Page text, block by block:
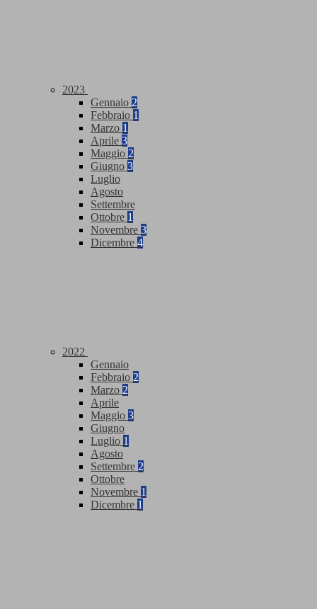
2023
Gennaio 2
Febbraio 1
Marzo 1
Aprile 3
Maggio 2
Giugno 3
Luglio
Agosto
Settembre
Ottobre 1
Novembre 3
Dicembre 4
2022
Gennaio
Febbraio 2
Marzo 2
Aprile
Maggio 3
Giugno
Luglio 1
Agosto
Settembre 2
Ottobre
Novembre 1
Dicembre 1